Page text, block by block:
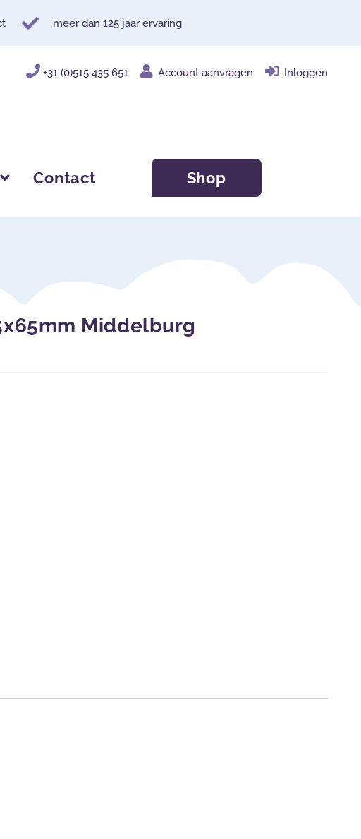
meer dan 125 jaar ervaring
+31 (0)515 435 651 Account aanvragen Inloggen
Contact Shop
Middelburg